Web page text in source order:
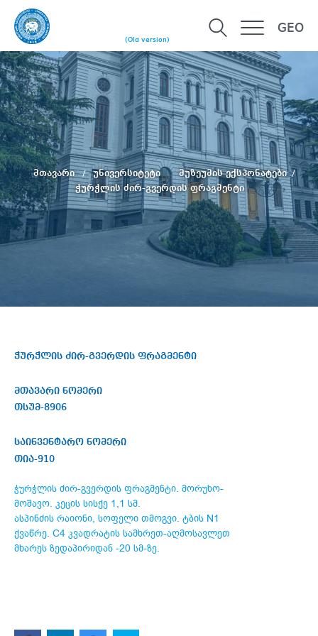
(Old version)
GEO
მთავარი უნივერსიტეტი
მუზეუმის ექსპონატები
ჭურჭლის ძირ-გვერდის ფრაგმენტი
ჭურჭლის ძირ-გვერდის ფრაგმენტი
მთავარი ნომერი
თსუმ-8906
საინვენტარო ნომერი
თია-910
ჭურჭლის ძირ-გვერდის ფრაგმენტი. მორუხო-
მოშავო. კეცის სისქე 1,1 სმ.
ასპინძის რაიონი, სოფელი თმოგვი. ტბის N1
ქვაწრე. C4 კვადრატის სამხრეთ-აღმოსავლეთ
მხარეს ზედაპირიდან -20 სმ-ზე.